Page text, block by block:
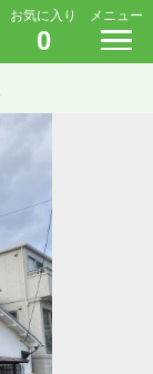
お気に入り
0
メニュー